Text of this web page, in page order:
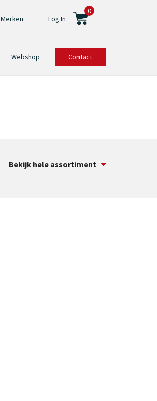
Merken Log In
0
Webshop Contact
Bekijk hele assortiment